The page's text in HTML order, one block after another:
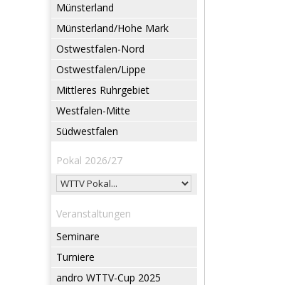
Münsterland
Münsterland/Hohe Mark
Ostwestfalen-Nord
Ostwestfalen/Lippe
Mittleres Ruhrgebiet
Westfalen-Mitte
Südwestfalen
Pokal 2026/27
Veranstaltungen
Seminare
Turniere
andro WTTV-Cup 2025